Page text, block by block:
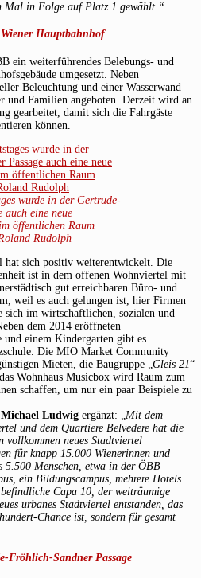
Mal in Folge auf Platz 1 gewählt.“
Hauptbahnhof
ein weiterführendes Belebungs- und
umgesetzt. Neben
Beleuchtung und einer Wasserwand
und Familien angeboten. Derzeit wird an
gearbeitet, damit sich die Fahrgäste
können.
wurde in der Gertrude-
auch eine neue
öffentlichen Raum
Rudolph
hat sich positiv weiterentwickelt. Die
ist in dem offenen Wohnviertel mit
gut erreichbaren Büro- und
weil es auch gelungen ist, hier Firmen
sich im wirtschaftlichen, sozialen und
dem 2014 eröffneten
einem Kindergarten gibt es
Die MIO Market Community
Mieten, die Baugruppe „ Gleis 21“
Wohnhaus Musicbox wird Raum zum
schaffen, um nur ein paar Beispiele zu
Ludwig ergänzt: „ Mit dem
und dem Quartiere Belvedere hat die
vollkommen neues Stadtviertel
für knapp 15.000 Wienerinnen und
5.500 Menschen, etwa in der ÖBB
ein Bildungscampus, mehrere Hotels
Capa 10, der weiträumige
urbanes Stadtviertel entstanden, das
Chance ist, sondern für gesamt
Fröhlich-Sandner Passage